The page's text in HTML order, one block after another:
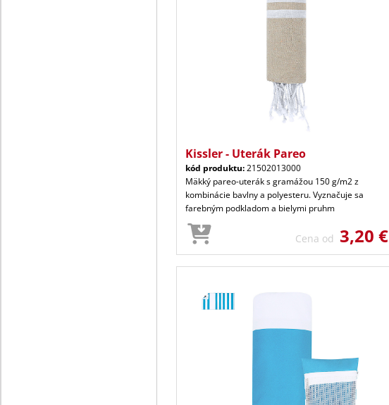
Kissler - Uterák Pareo
kód produktu:21502013000
Mäkký pareo-uterák s gramážou 150 g/m2 z
kombinácie bavlny a polyesteru. Vyznačuje sa
farebným podkladom a bielymi pruhm
Cena od 3,20 €